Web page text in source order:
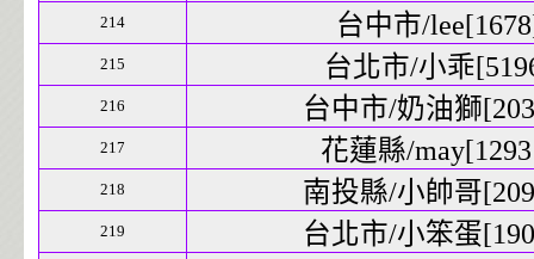
214 台中市/
215 台北市/小乖
216 台中市/奶油獅
217 花蓮縣/
218 南投縣/小帥哥
219 台北市/小笨蛋